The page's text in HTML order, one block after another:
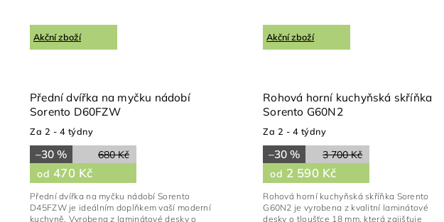
Akční zboží
Přední dvířka na myčku nádobí
Sorento D60FZW
Za 2 - 4 týdny
680 Kč
–30 %
od 470 Kč
Přední dvířka na myčku nádobí Sorento
D45FZW je ideálním doplňkem vaší moderní
kuchyně. Vyrobena z laminátové desky o
Akční zboží
Rohová horní kuchyňská skříňka
Sorento G60N2
Za 2 - 4 týdny
3 700 Kč
–30 %
od 2 590 Kč
Rohová horní kuchyňská skříňka Sorento
G60N2 je vyrobena z kvalitní laminátové
desky o tloušťce 18 mm, která zajišťuje